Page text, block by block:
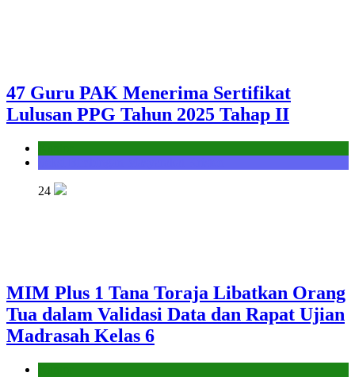
47 Guru PAK Menerima Sertifikat
Lulusan PPG Tahun 2025 Tahap II
24
MIM Plus 1 Tana Toraja Libatkan Orang
Tua dalam Validasi Data dan Rapat Ujian
Madrasah Kelas 6